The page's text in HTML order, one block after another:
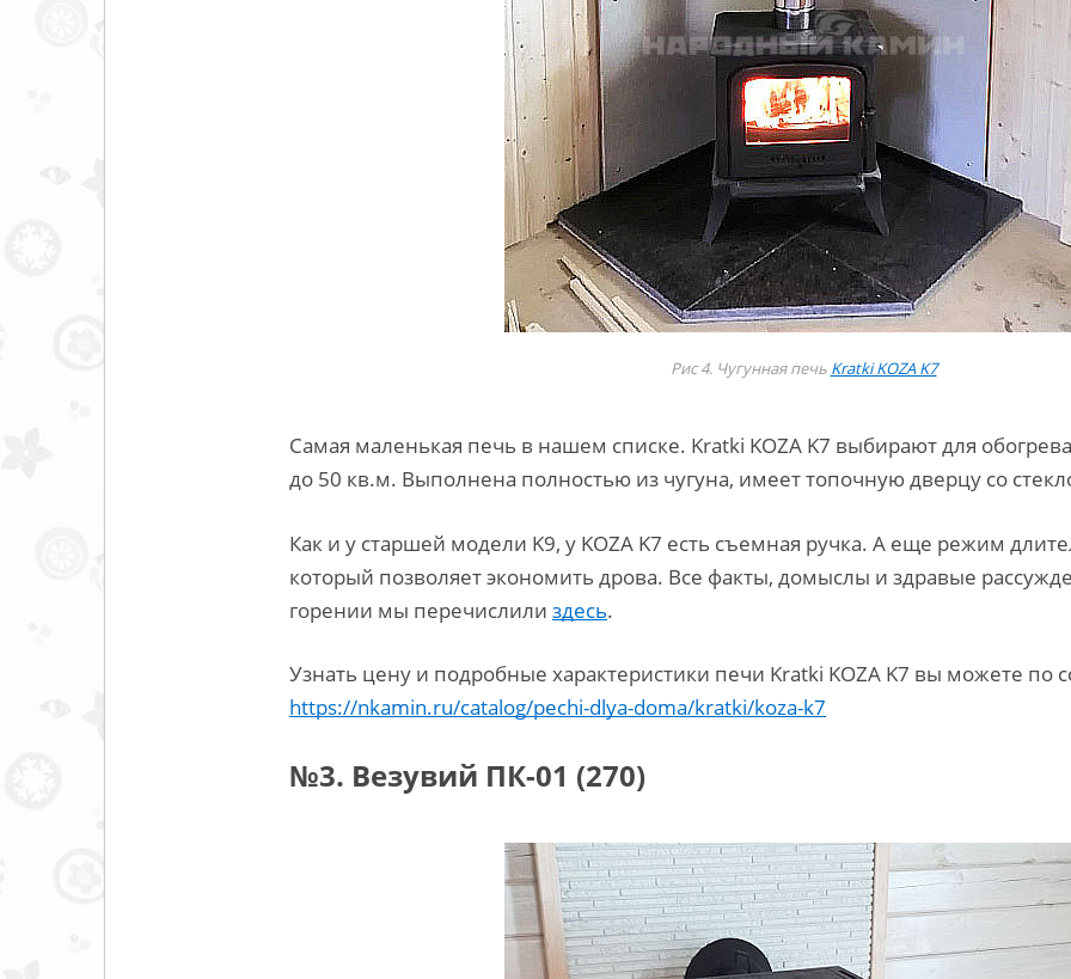
Рис 4. Чугунная печь Kratki KOZA K7
Самая маленькая печь в нашем списке. Kratki KOZA K7 выбирают для
до 50 кв.м. Выполнена полностью из чугуна, имеет топочную дверцу со
Как и у старшей модели K9, у KOZA K7 есть съемная ручка. А еще режим
который позволяет экономить дрова. Все факты, домыслы и здравые
горении мы перечислили здесь.
Узнать цену и подробные характеристики печи Kratki KOZA K7 вы можете по
https://nkamin.ru/catalog/pechi-dlya-doma/kratki/koza-k7
№3. Везувий ПК-01 (270)